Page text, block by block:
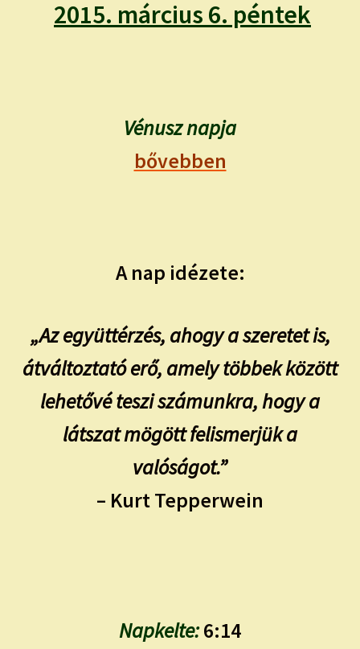
ISMERJ MEG!
IRATKOZZ FEL A VIDEÓ CSATORNÁNKRA!
TAROT ELEMZÉS MEGRENDELÉSE LIMITÁLT!
2015. március 6. péntek
Vénusz napja
bővebben
A nap idézete:
„Az együttérzés, ahogy a szeretet is,
átváltoztató erő, amely többek között
lehetővé teszi számunkra, hogy a
látszat mögött felismerjük a
valóságot.”
– Kurt Tepperwein
Napkelte:6:14